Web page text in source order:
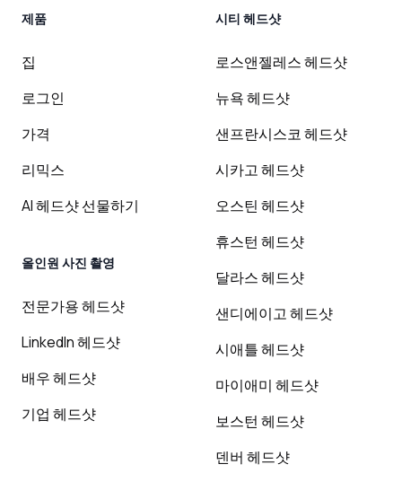
제품
집
로그인
가격
리믹스
AI 헤드샷 선물하기
올인원 사진 촬영
전문가용 헤드샷
LinkedIn 헤드샷
배우 헤드샷
기업 헤드샷
시티 헤드샷
로스앤젤레스 헤드샷
뉴욕 헤드샷
샌프란시스코 헤드샷
시카고 헤드샷
오스틴 헤드샷
휴스턴 헤드샷
달라스 헤드샷
샌디에이고 헤드샷
시애틀 헤드샷
마이애미 헤드샷
보스턴 헤드샷
덴버 헤드샷